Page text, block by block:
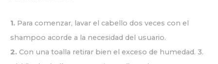
1.Para comenzar, lavar el cabello dos veces con el
shampoo acorde a la necesidad del usuario.
2.Con una toalla retirar bien el exceso de humedad. 3.